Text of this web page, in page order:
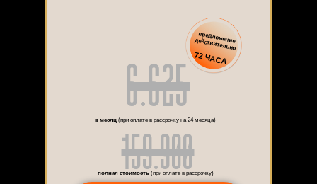
предложение действительно
72 ЧАСА
159.900
полная стоимость (при оплате в рассрочку)
в месяц (при оплате в рассрочку на 24 месяца)
6.625